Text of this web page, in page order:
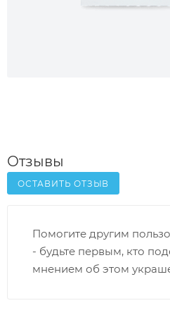
Отзывы
ОСТАВИТЬ ОТЗЫВ
Помогите другим
- будьте первым, кто
мнением об этом